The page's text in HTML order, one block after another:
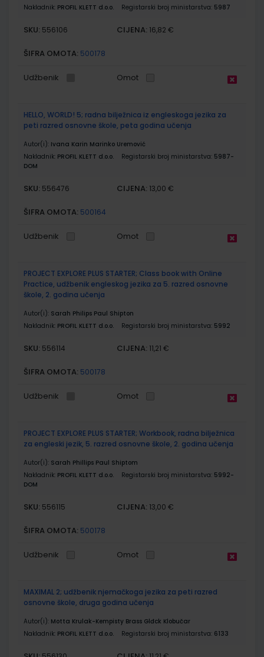
Nakladnik: PROFIL KLETT d.o.o. Registarski broj ministarstva: 5987
SKU: 556106 CIJENA: 16,82 €
ŠIFRA OMOTA: 500178
Udžbenik Omot
HELLO, WORLD! 5; radna bilježnica iz engleskoga jezika za
peti razred osnovne škole, peta godina učenja
Autor(i): Ivana Karin Marinko Uremović
Nakladnik: PROFIL KLETT d.o.o. Registarski broj ministarstva: 5987-
DOM
SKU: 556476 CIJENA: 13,00 €
ŠIFRA OMOTA: 500164
Udžbenik Omot
PROJECT EXPLORE PLUS STARTER; Class book with Online
Practice, udžbenik engleskog jezika za 5. razred osnovne
škole, 2. godina učenja
Autor(i): Sarah Philips Paul Shipton
Nakladnik: PROFIL KLETT d.o.o. Registarski broj ministarstva: 5992
SKU: 556114 CIJENA: 11,21 €
ŠIFRA OMOTA: 500178
Udžbenik Omot
PROJECT EXPLORE PLUS STARTER; Workbook, radna bilježnica
za engleski jezik, 5. razred osnovne škole, 2. godina učenja
Autor(i): Sarah Phillips Paul Shiptom
Nakladnik: PROFIL KLETT d.o.o. Registarski broj ministarstva: 5992-
DOM
SKU: 556115 CIJENA: 13,00 €
ŠIFRA OMOTA: 500178
Udžbenik Omot
MAXIMAL 2; udžbenik njemačkoga jezika za peti razred
osnovne škole, druga godina učenja
Autor(i): Motta Krulak-Kempisty Brass Glđck Klobučar
Nakladnik: PROFIL KLETT d.o.o. Registarski broj ministarstva: 6133